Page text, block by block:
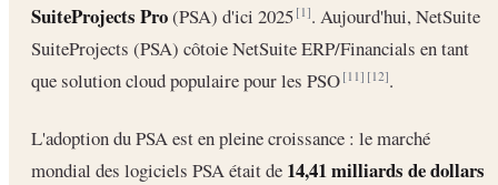
SuiteProjects Pro(PSA) d'ici 2025[1]. Aujourd'hui, NetSuite
SuiteProjects (PSA) côtoie NetSuite ERP/Financials en tant
que solution cloud populaire pour les PSO[11] [12].
L'adoption du PSA est en pleine croissance : le marché
mondial des logiciels PSA était de 14,41 milliards de dollars